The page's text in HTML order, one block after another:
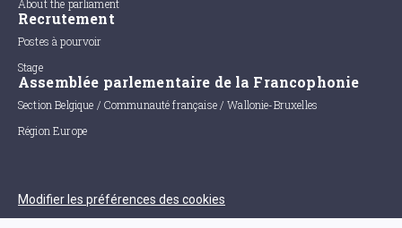
About the parliament
Recrutement
Postes à pourvoir
Stage
Assemblée parlementaire de la Francophonie
Section Belgique / Communauté française / Wallonie-Bruxelles
Région Europe
Modifier les préférences des cookies